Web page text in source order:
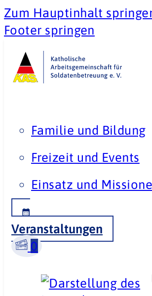
Zum Hauptinhalt
Footer springen
Familie und Bildung
Freizeit und Events
Einsatz und
Veranstaltungen
0